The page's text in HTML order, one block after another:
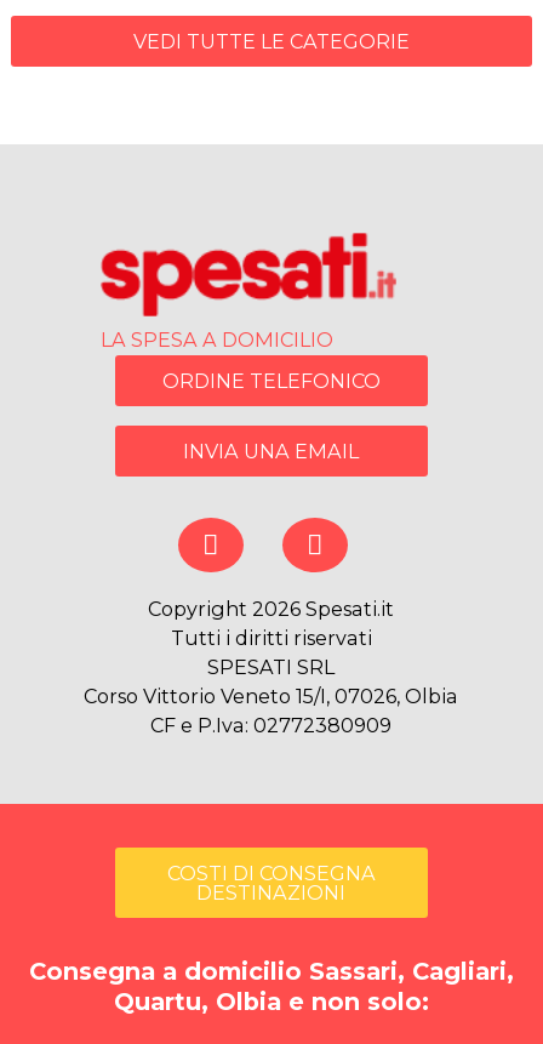
VEDI TUTTE LE CATEGORIE
LA SPESA A DOMICILIO
ORDINE TELEFONICO
INVIA UNA EMAIL
Copyright 2026 Spesati.it
Tutti i diritti riservati
SPESATI SRL
Corso Vittorio Veneto 15/I, 07026, Olbia
CF e P.Iva: 02772380909
COSTI DI CONSEGNA
DESTINAZIONI
Consegna a domicilio Sassari, Cagliari,
Quartu, Olbia e non solo: